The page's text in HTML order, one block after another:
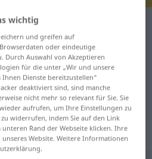
Wörterbuch
Übersetzung
Übersetzung
wichtig
und greifen auf
oder eindeutige
Durch Auswahl von Akzeptieren
für die unter „Wir und unsere
Dienste bereitzustellen“
deaktiviert sind, sind manche
nicht mehr so relevant für Sie. Sie
aufrufen, um Ihre Einstellungen zu
widerrufen, indem Sie auf den Link
Rand der Webseite klicken. Ihre
Website. Weitere Informationen